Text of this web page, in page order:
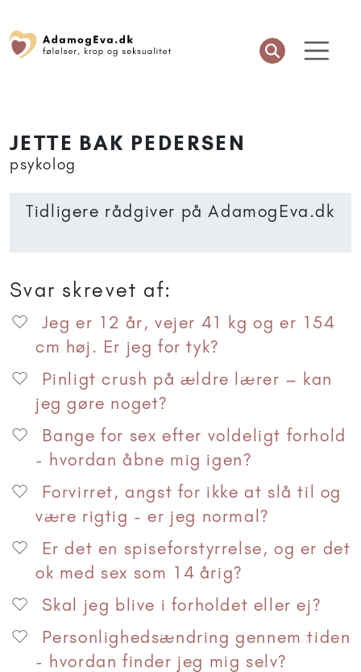
JETTE BAK PEDERSEN
psykolog
Tidligere rådgiver på AdamogEva.dk
Svar skrevet af:
Jeg er 12 år, vejer 41 kg og er 154
cm høj. Er jeg for tyk?
Pinligt crush på ældre lærer – kan
jeg gøre noget?
Bange for sex efter voldeligt forhold
- hvordan åbne mig igen?
Forvirret, angst for ikke at slå til og
være rigtig - er jeg normal?
Er det en spiseforstyrrelse, og er det
ok med sex som 14 årig?
Skal jeg blive i forholdet eller ej?
Personlighedsændring gennem tiden
- hvordan finder jeg mig selv?